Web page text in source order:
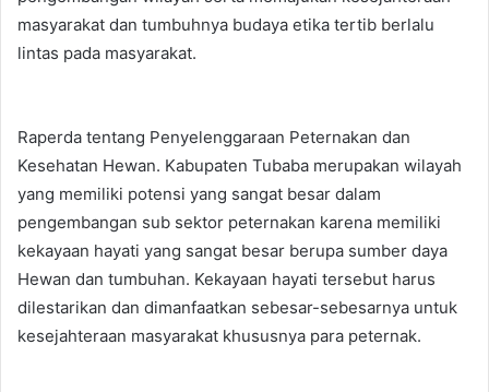
masyarakat dan tumbuhnya budaya etika tertib berlalu
lintas pada masyarakat.
Raperda tentang Penyelenggaraan Peternakan dan
Kesehatan Hewan. Kabupaten Tubaba merupakan wilayah
yang memiliki potensi yang sangat besar dalam
pengembangan sub sektor peternakan karena memiliki
kekayaan hayati yang sangat besar berupa sumber daya
Hewan dan tumbuhan. Kekayaan hayati tersebut harus
dilestarikan dan dimanfaatkan sebesar-sebesarnya untuk
kesejahteraan masyarakat khususnya para peternak.